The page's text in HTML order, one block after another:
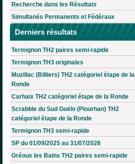
Recherche dans les Résultats
Simultanés Permanents et Fédéraux
Derniers résultats
Termignon TH2 paires semi-rapide
Termignon TH3 originales
Muzillac (Billiers) TH2 catégoriel étape de la
Ronde
Carhaix TH2 catégoriel étape de la Ronde
Scrabble du Sud Goëlo (Plourhan) TH2
catégoriel étape de la Ronde
Termignon TH3 semi-rapide
SP du 01/09/2025 au 31/07/2026
Gréoux les Bains TH2 paires semi-rapide